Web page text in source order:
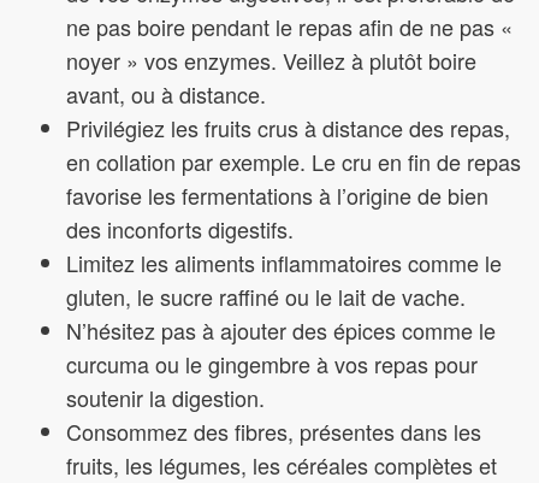
ne pas boire pendant le repas afin de ne pas «
noyer » vos enzymes. Veillez à plutôt boire
avant, ou à distance.
Privilégiez les fruits crus à distance des repas,
en collation par exemple. Le cru en fin de repas
favorise les fermentations à l’origine de bien
des inconforts digestifs.
Limitez les aliments inflammatoires comme le
gluten, le sucre raffiné ou le lait de vache.
N’hésitez pas à ajouter des épices comme le
curcuma ou le gingembre à vos repas pour
soutenir la digestion.
Consommez des fibres, présentes dans les
fruits, les légumes, les céréales complètes et